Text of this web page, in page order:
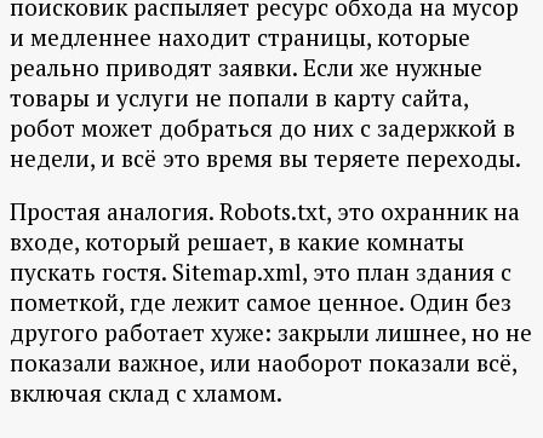
поисковик распыляет ресурс обхода на мусор
и медленнее находит страницы, которые
реально приводят заявки. Если же нужные
товары и услуги не попали в карту сайта,
робот может добраться до них с задержкой в
недели, и всё это время вы теряете переходы.
Простая аналогия. Robots.txt, это охранник на
входе, который решает, в какие комнаты
пускать гостя. Sitemap.xml, это план здания с
пометкой, где лежит самое ценное. Один без
другого работает хуже: закрыли лишнее, но не
показали важное, или наоборот показали всё,
включая склад с хламом.